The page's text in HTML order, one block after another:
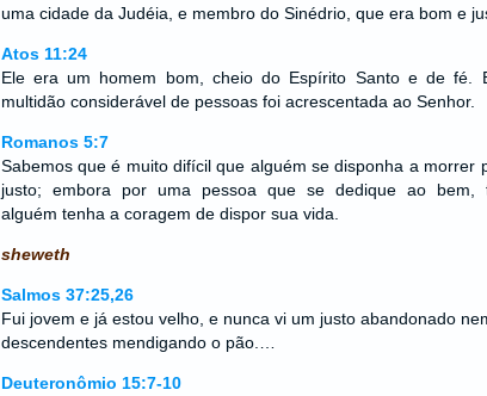
uma cidade da Judéia, e membro do Sinédrio, que era bom e
Atos 11:24
Ele era um homem bom, cheio do Espírito Santo e de fé.
multidão considerável de pessoas foi acrescentada ao Senhor.
Romanos 5:7
Sabemos que é muito difícil que alguém se disponha a morrer
justo; embora por uma pessoa que se dedique ao bem,
alguém tenha a coragem de dispor sua vida.
sheweth
Salmos 37:25,26
Fui jovem e já estou velho, e nunca vi um justo abandonado
descendentes mendigando o pão.…
Deuteronômio 15:7-10